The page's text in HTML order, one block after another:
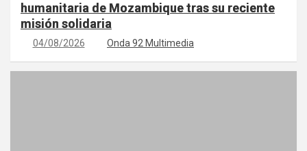
humanitaria de Mozambique tras su reciente
misión solidaria
04/08/2026 Onda 92 Multimedia